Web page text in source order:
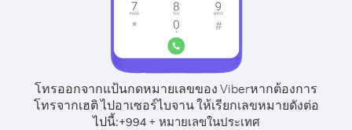
โทรออกจากแป้นกดหมายเลขของ Viberหากต้องการ
โทรจากเฮติ ไปอาเซอร์ไบจาน ให้เรียกเลขหมายดังต่อ
ไปนี้:+994+ หมายเลขในประเทศ